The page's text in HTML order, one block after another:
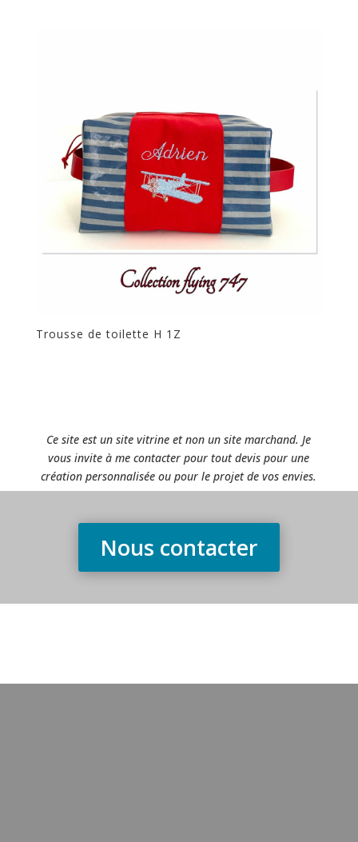
Trousse de toilette H 1Z
Ce site est un site vitrine et non un site marchand. Je
vous invite à me contacter pour tout devis pour une
création personnalisée ou pour le projet de vos envies.
Nous contacter